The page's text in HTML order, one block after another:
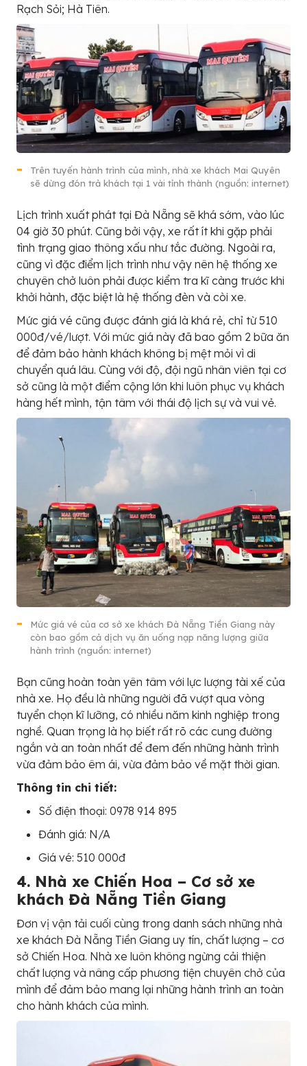
Rạch Sỏi; Hà Tiên.
Trên tuyến hành trình của mình, nhà xe khách Mai Quyên
sẽ dừng đón trả khách tại 1 vài tỉnh thành (nguồn: internet)
Lịch trình xuất phát tại Đà Nẵng sẽ khá sớm, vào lúc
04 giờ 30 phút. Cũng bởi vậy, xe rất ít khi gặp phải
tình trạng giao thông xấu như tắc đường. Ngoài ra,
cũng vì đặc điểm lịch trình như vậy nên hệ thống xe
chuyên chở luôn phải được kiểm tra kĩ càng trước khi
khởi hành, đặc biệt là hệ thống đèn và còi xe.
Mức giá vé cũng được đánh giá là khá rẻ, chỉ từ 510
000đ/vé/lượt. Với mức giá này đã bao gồm 2 bữa ăn
để đảm bảo hành khách không bị mệt mỏi vì di
chuyển quá lâu. Cùng với độ, đội ngũ nhân viên tại cơ
sở cũng là một điểm cộng lớn khi luôn phục vụ khách
hàng hết mình, tận tâm với thái độ lịch sự và vui vẻ.
Mức giá vé của cơ sở xe khách Đà Nẵng Tiền Giang này
còn bao gồm cả dịch vụ ăn uống nạp năng lượng giữa
hành trình (nguồn: internet)
Bạn cũng hoàn toàn yên tâm với lực lượng tài xế của
nhà xe. Họ đều là những người đã vượt qua vòng
tuyển chọn kĩ lưỡng, có nhiều năm kinh nghiệp trong
nghề. Quan trọng là họ biết rất rõ các cung đường
ngắn và an toàn nhất để đem đến những hành trình
vừa đảm bảo êm ái, vừa đảm bảo về mặt thời gian.
Thông tin chi tiết:
Số điện thoại: 0978 914 895
Đánh giá: N/A
Giá vé: 510 000đ
4. Nhà xe Chiến Hoa – Cơ sở xe
khách Đà Nẵng Tiền Giang
Đơn vị vận tải cuối cùng trong danh sách những nhà
xe khách Đà Nẵng Tiền Giang uy tín, chất lượng – cơ
sở Chiến Hoa. Nhà xe luôn không ngừng cải thiện
chất lượng và nâng cấp phương tiện chuyên chở của
mình để đảm bảo mang lại những hành trình an toàn
cho hành khách của mình.